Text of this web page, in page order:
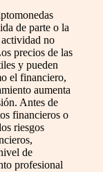
de parte o la
no
precios de las
y pueden
el financiero,
aumenta
Antes de
financieros o
riesgos
de
profesional